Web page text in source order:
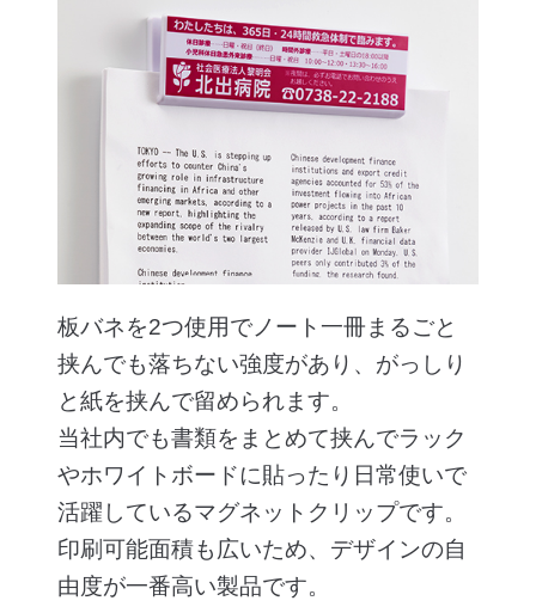
板バネを2つ使用でノート一冊まるごと
挟んでも落ちない強度があり、がっしり
と紙を挟んで留められます。
当社内でも書類をまとめて挟んでラック
やホワイトボードに貼ったり日常使いで
活躍しているマグネットクリップです。
印刷可能面積も広いため、デザインの自
由度が一番高い製品です。